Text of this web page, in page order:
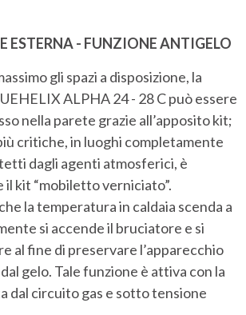
ESTERNA - FUNZIONE ANTIGELO
gli spazi a disposizione, la
ALPHA 24 - 28 C può essere
nella parete grazie all’apposito kit;
critiche, in luoghi completamente
dagli agenti atmosferici, è
il kit “mobiletto verniciato”.
la temperatura in caldaia scenda a
si accende il bruciatore e si
al fine di preservare l’apparecchio
gelo. Tale funzione è attiva con la
dal circuito gas e sotto tensione